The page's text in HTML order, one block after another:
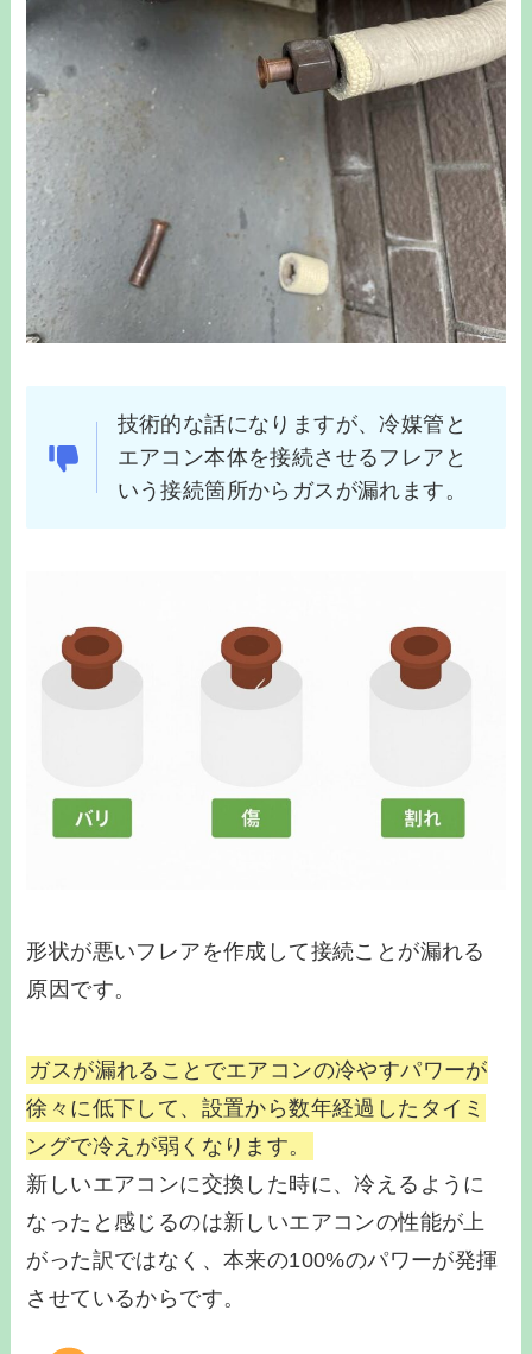
技術的な話になりますが、冷媒管と
エアコン本体を接続させるフレアと
いう接続箇所からガスが漏れます。
形状が悪いフレアを作成して接続ことが漏れる
原因です。
ガスが漏れることでエアコンの冷やすパワーが
徐々に低下して、設置から数年経過したタイミ
ングで冷えが弱くなります。
新しいエアコンに交換した時に、冷えるように
なったと感じるのは新しいエアコンの性能が上
がった訳ではなく、本来の100%のパワーが発揮
させているからです。